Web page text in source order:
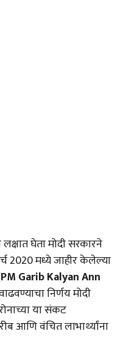
लक्षात घेता मोदी सरकारने
2020 मध्ये जाहीर केलेल्या
Garib Kalyan Ann
निर्णय मोदी
या संकट
आणि वंचित लाभार्थ्यांना